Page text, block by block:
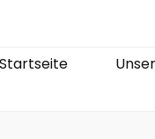
Startseite